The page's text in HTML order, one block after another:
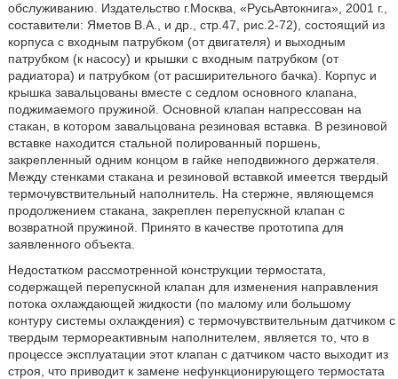
обслуживанию. Издательство г.Москва, «РусьАвтокнига», 2001 г.,
составители: Яметов В.А., и др., стр.47, рис.2-72), состоящий из
корпуса с входным патрубком (от двигателя) и выходным
патрубком (к насосу) и крышки с входным патрубком (от
радиатора) и патрубком (от расширительного бачка). Корпус и
крышка завальцованы вместе с седлом основного клапана,
поджимаемого пружиной. Основной клапан напрессован на
стакан, в котором завальцована резиновая вставка. В резиновой
вставке находится стальной полированный поршень,
закрепленный одним концом в гайке неподвижного держателя.
Между стенками стакана и резиновой вставкой имеется твердый
термочувствительный наполнитель. На стержне, являющемся
продолжением стакана, закреплен перепускной клапан с
возвратной пружиной. Принято в качестве прототипа для
заявленного объекта.
Недостатком рассмотренной конструкции термостата,
содержащей перепускной клапан для изменения направления
потока охлаждающей жидкости (по малому или большому
контуру системы охлаждения) с термочувствительным датчиком с
твердым термореактивным наполнителем, является то, что в
процессе эксплуатации этот клапан с датчиком часто выходит из
строя, что приводит к замене нефункционирующего термостата